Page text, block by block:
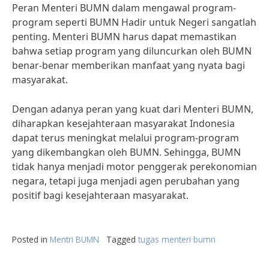
Peran Menteri BUMN dalam mengawal program-
program seperti BUMN Hadir untuk Negeri sangatlah
penting. Menteri BUMN harus dapat memastikan
bahwa setiap program yang diluncurkan oleh BUMN
benar-benar memberikan manfaat yang nyata bagi
masyarakat.
Dengan adanya peran yang kuat dari Menteri BUMN,
diharapkan kesejahteraan masyarakat Indonesia
dapat terus meningkat melalui program-program
yang dikembangkan oleh BUMN. Sehingga, BUMN
tidak hanya menjadi motor penggerak perekonomian
negara, tetapi juga menjadi agen perubahan yang
positif bagi kesejahteraan masyarakat.
Posted in Mentri BUMN Tagged tugas menteri bumn